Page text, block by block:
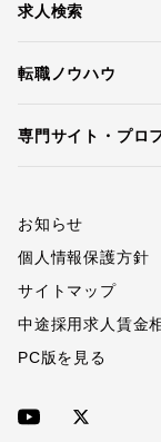
求人検索
転職ノウハウ
専門サイト・プロ
お知らせ
個人情報保護方針
サイトマップ
中途採用求人賃金
PC版を見る